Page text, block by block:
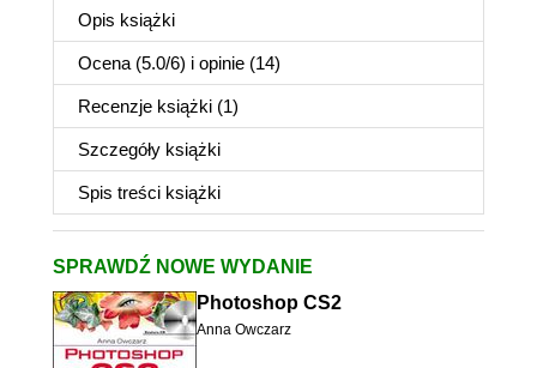
Opis książki
Ocena (5.0/6) i opinie (14)
Recenzje książki (1)
Szczegóły książki
Spis treści książki
SPRAWDŹ NOWE WYDANIE
Photoshop CS2
Anna Owczarz